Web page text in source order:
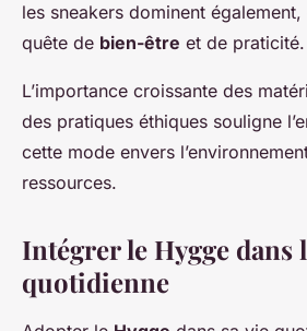
les sneakers dominent
quête de bien-être et de praticité.
L’importance croissante des
des pratiques éthiques souligne
cette mode envers
ressources.
Intégrer le Hygge dans
quotidienne